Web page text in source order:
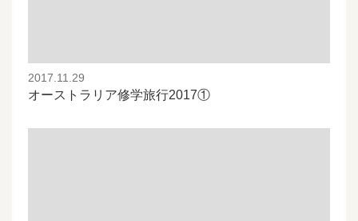
2017.11.29
オーストラリア修学旅行2017①